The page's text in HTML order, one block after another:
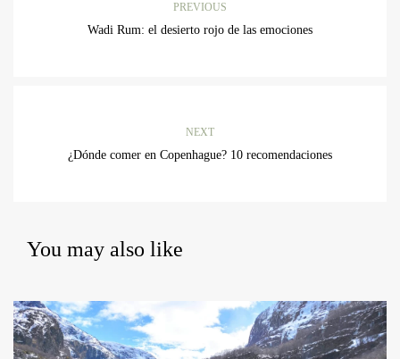
PREVIOUS
Wadi Rum: el desierto rojo de las emociones
NEXT
¿Dónde comer en Copenhague? 10 recomendaciones
You may also like